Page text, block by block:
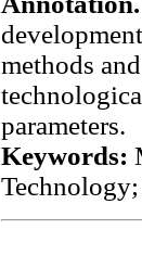
methods
parameters.
Keywords: